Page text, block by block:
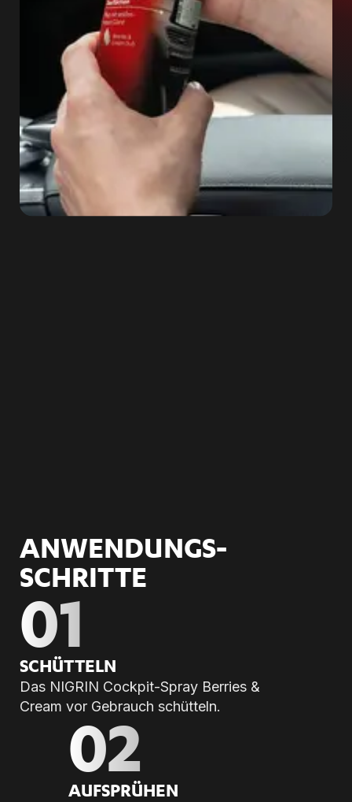
ANWENDUNGS­
SCHRITTE
01
SCHÜT­TELN
Das NIGRIN Cockpit-Spray Berries &
Cream vor Gebrauch schütteln.
02
AUF­SPRÜ­HEN